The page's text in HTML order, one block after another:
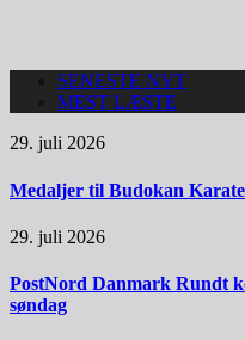
SENESTE NYT
MEST LÆSTE
29. juli 2026
Medaljer til Budokan
29. juli 2026
PostNord Danmark Rundt
søndag